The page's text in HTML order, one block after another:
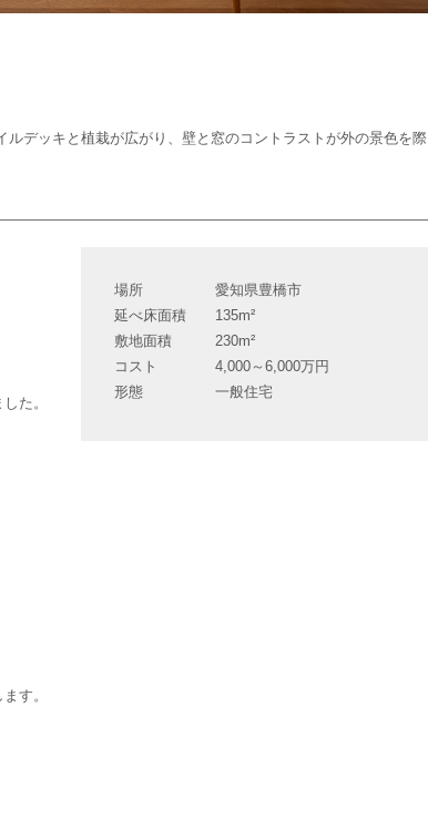
デッキと植栽が広がり、壁と窓のコントラストが外の景色を際
た。
す。
場所
愛知県豊橋市
延べ床面積
135m²
敷地面積
230m²
コスト
4,000～6,000万円
形態
一般住宅